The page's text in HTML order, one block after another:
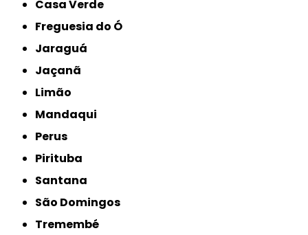
Casa Verde
Freguesia do Ó
Jaraguá
Jaçanã
Limão
Mandaqui
Perus
Pirituba
Santana
São Domingos
Tremembé